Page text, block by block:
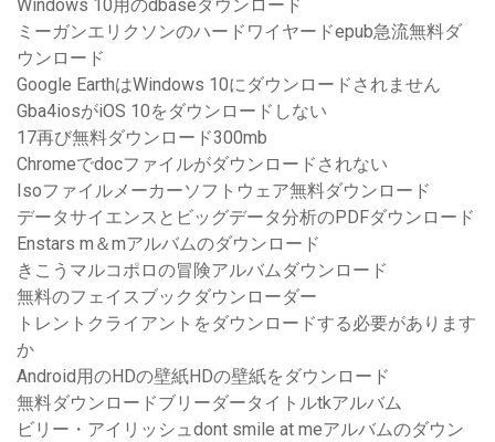
Windows 10用のdbaseダウンロード
ミーガンエリクソンのハードワイヤードepub急流無料ダ
ウンロード
Google EarthはWindows 10にダウンロードされません
Gba4iosがiOS 10をダウンロードしない
17再び無料ダウンロード300mb
Chromeでdocファイルがダウンロードされない
Isoファイルメーカーソフトウェア無料ダウンロード
データサイエンスとビッグデータ分析のPDFダウンロード
Enstars m＆mアルバムのダウンロード
きこうマルコポロの冒険アルバムダウンロード
無料のフェイスブックダウンローダー
トレントクライアントをダウンロードする必要があります
か
Android用のHDの壁紙HDの壁紙をダウンロード
無料ダウンロードブリーダータイトルtkアルバム
ビリー・アイリッシュdont smile at meアルバムのダウン